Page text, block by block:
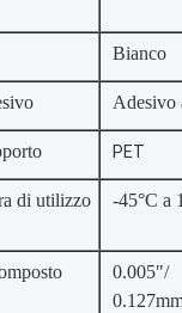
Bianco
Adesivo
PET
di utilizzo
-45°C a
0.005"/